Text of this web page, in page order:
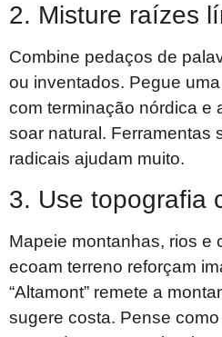
2. Misture raízes
Combine pedaços de
ou inventados. Pegue
com terminação nórdica e
soar natural. Ferramentas
radicais ajudam muito.
3. Use topografia
Mapeie montanhas, rios e
ecoam terreno reforçam
“Altamont” remete a
sugere costa. Pense